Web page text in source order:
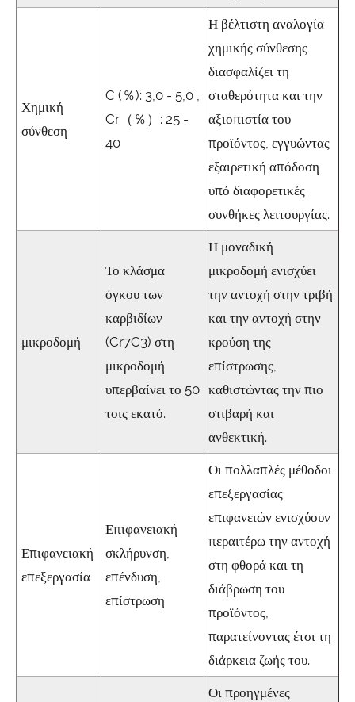
Χημική
σύνθεση
C (％): 3,0 - 5,0 ,
Cr（％）: 25 -
40
Η βέλτιστη αναλογία
χημικής σύνθεσης
διασφαλίζει τη
σταθερότητα και την
αξιοπιστία του
προϊόντος, εγγυώντας
εξαιρετική απόδοση
υπό διαφορετικές
συνθήκες λειτουργίας.
μικροδομή
Το κλάσμα
όγκου των
καρβιδίων
(Cr7C3) στη
μικροδομή
υπερβαίνει το 50
τοις εκατό.
Η μοναδική
μικροδομή ενισχύει
την αντοχή στην τριβή
και την αντοχή στην
κρούση της
επίστρωσης,
καθιστώντας την πιο
στιβαρή και
ανθεκτική.
Επιφανειακή
επεξεργασία
Επιφανειακή
σκλήρυνση,
επένδυση,
επίστρωση
Οι πολλαπλές μέθοδοι
επεξεργασίας
επιφανειών ενισχύουν
περαιτέρω την αντοχή
στη φθορά και τη
διάβρωση του
προϊόντος,
παρατείνοντας έτσι τη
διάρκεια ζωής του.
Οι προηγμένες